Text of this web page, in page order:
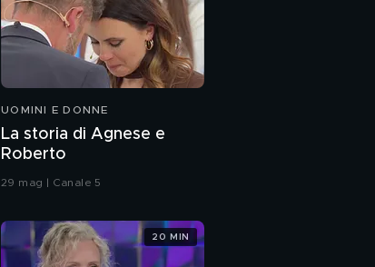
UOMINI E DONNE
La storia di Agnese e
Roberto
29 mag | Canale 5
20 MIN